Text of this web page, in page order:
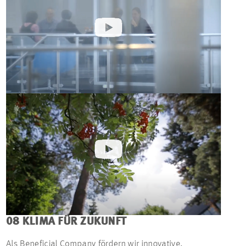
08 KLIMA FÜR ZUKUNFT
Als Beneficial Company fördern wir innovative,